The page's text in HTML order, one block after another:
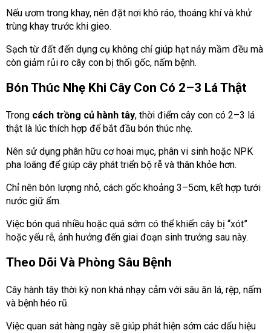
Nếu ươm trong khay, nên đặt nơi khô ráo, thoáng khí và khử
trùng khay trước khi gieo.
Sạch từ đất đến dụng cụ không chỉ giúp hạt nảy mầm đều mà
còn giảm rủi ro cây con bị thối gốc, nấm bệnh.
Bón Thúc Nhẹ Khi Cây Con Có 2–3 Lá Thật
Trong cách trồng củ hành tây, thời điểm cây con có 2–3 lá
thật là lúc thích hợp để bắt đầu bón thúc nhẹ.
Nên sử dụng phân hữu cơ hoai mục, phân vi sinh hoặc NPK
pha loãng để giúp cây phát triển bộ rễ và thân khỏe hơn.
Chỉ nên bón lượng nhỏ, cách gốc khoảng 3–5cm, kết hợp tưới
nước giữ ẩm.
Việc bón quá nhiều hoặc quá sớm có thể khiến cây bị “xót”
hoặc yếu rễ, ảnh hưởng đến giai đoạn sinh trưởng sau này.
Theo Dõi Và Phòng Sâu Bệnh
Cây hành tây thời kỳ non khá nhạy cảm với sâu ăn lá, rệp, nấm
và bệnh héo rũ.
Việc quan sát hàng ngày sẽ giúp phát hiện sớm các dấu hiệu